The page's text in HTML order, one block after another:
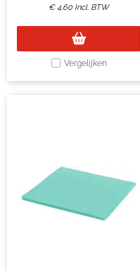
€4,60 Incl. BTW
Vergelijken